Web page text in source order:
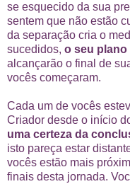
se esquecido da sua
sentem que não estão
da separação cria o
sucedidos, o seu plano
alcançarão o final de
vocês começaram.
Cada um de vocês
Criador desde o início
uma certeza da
isto pareça estar
vocês estão mais
finais desta jornada.